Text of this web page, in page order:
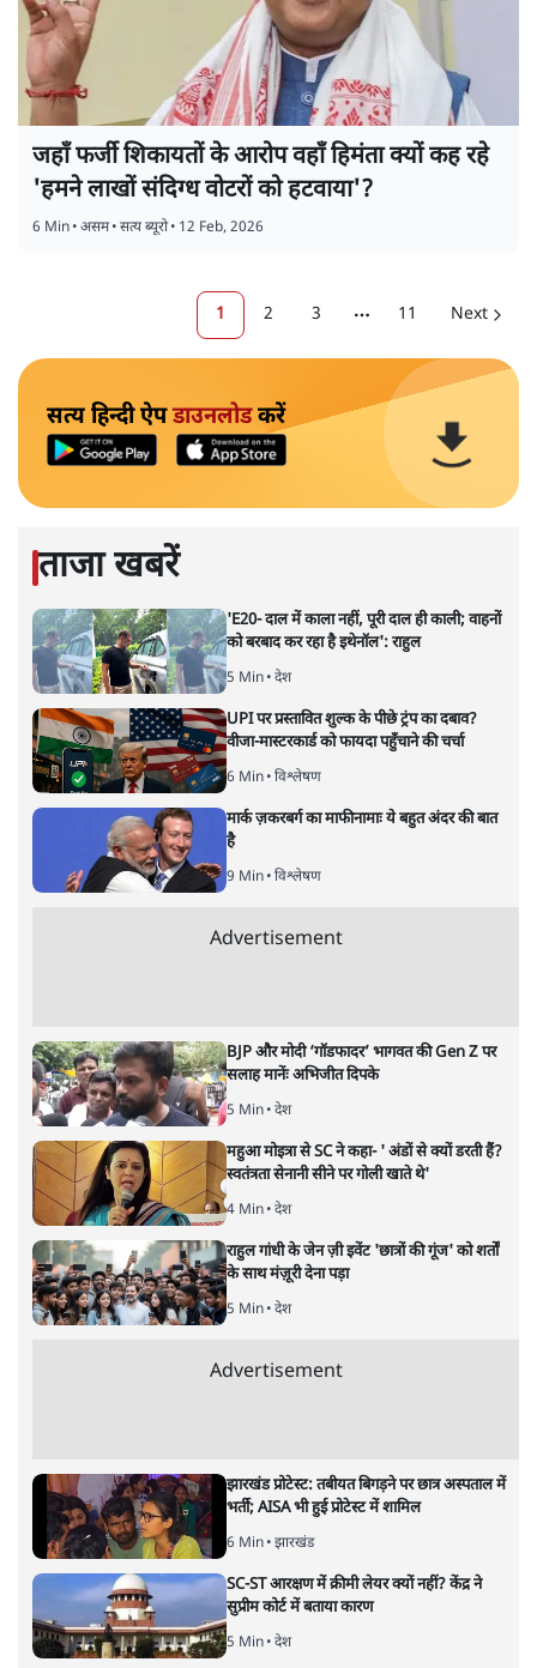
जहाँ फर्जी शिकायतों के आरोप वहाँ हिमंता क्यों कह रहे
'हमने लाखों संदिग्ध वोटरों को हटवाया'?
6 Min•असम•सत्य ब्यूरो• 12 Feb, 2026
1 2 3 More pages
11 Next
सत्य हिन्दी ऐपडाउनलोडकरें
ताजा खबरें
'E20- दाल में काला नहीं, पूरी दाल ही काली; वाहनों
को बरबाद कर रहा है इथेनॉल': राहुल
5 Min• देश
UPI पर प्रस्तावित शुल्क के पीछे ट्रंप का दबाव?
वीजा-मास्टरकार्ड को फायदा पहुँचाने की चर्चा
6 Min• विश्लेषण
मार्क ज़करबर्ग का माफीनामाः ये बहुत अंदर की बात
है
9 Min• विश्लेषण
Advertisement
BJP और मोदी ‘गॉडफादर’ भागवत की Gen Z पर
सलाह मानेंः अभिजीत दिपके
5 Min• देश
महुआ मोइत्रा से SC ने कहा- ' अंडों से क्यों डरती हैं?
स्वतंत्रता सेनानी सीने पर गोली खाते थे'
4 Min• देश
राहुल गांधी के जेन ज़ी इवेंट 'छात्रों की गूंज' को शर्तों
के साथ मंज़ूरी देना पड़ा
5 Min• देश
Advertisement
झारखंड प्रोटेस्ट: तबीयत बिगड़ने पर छात्र अस्पताल में
भर्ती; AISA भी हुई प्रोटेस्ट में शामिल
6 Min• झारखंड
SC-ST आरक्षण में क्रीमी लेयर क्यों नहीं? केंद्र ने
सुप्रीम कोर्ट में बताया कारण
5 Min• देश